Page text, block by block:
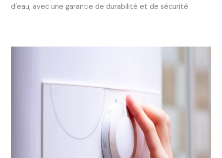
d’eau, avec une garantie de durabilité et de sécurité.